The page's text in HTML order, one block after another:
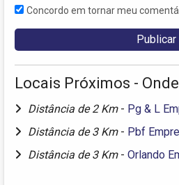
Concordo em tornar meu
Locais Próximos -
Distância de 2 Km - Pg & L
Distância de 3 Km - Pbf
Distância de 3 Km - Orlando